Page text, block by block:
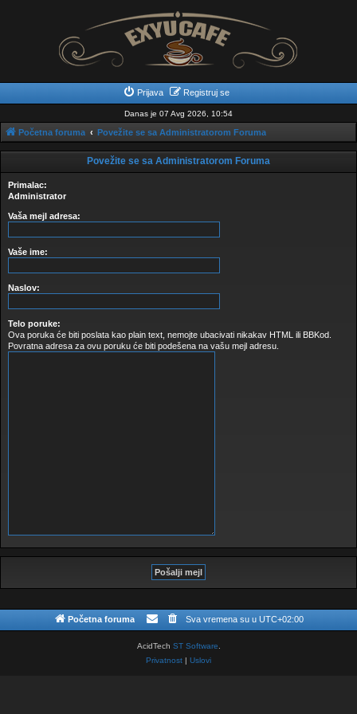
Prijava Registruj se
Danas je 07 Avg 2026, 10:54
Početna foruma Povežite se sa Administratorom Foruma
Povežite se sa Administratorom Foruma
Primalac:
Administrator
Vaša mejl adresa:
Vaše ime:
Naslov:
Telo poruke:
Ova poruka će biti poslata kao plain text, nemojte ubacivati nikakav HTML ili BBKod.
Povratna adresa za ovu poruku će biti podešena na vašu mejl adresu.
Početna foruma Sva vremena su u UTC+02:00
AcidTech ST Software
Privatnost | Uslovi